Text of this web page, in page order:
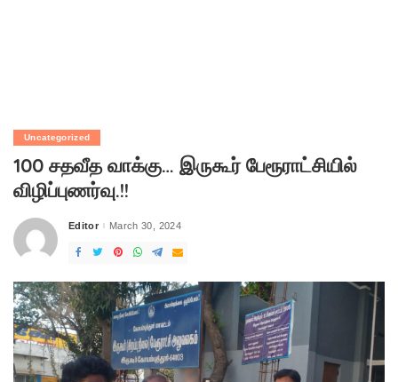
Uncategorized
100 சதவீத வாக்கு… இருகூர் பேரூராட்சியில்
விழிப்புணர்வு.!!
Posted
Editor March 30, 2024